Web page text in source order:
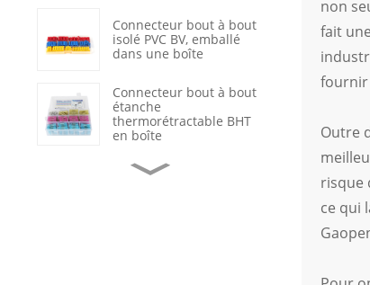
Connecteur bout à bout
isolé PVC BV, emballé
dans une boîte
Connecteur bout à bout
étanche
thermorétractable BHT
en boîte
Cosses à sertir
non
fait
fournir
Outre
risque
ce qui